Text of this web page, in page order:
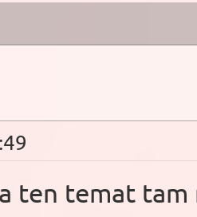
ten temat tam